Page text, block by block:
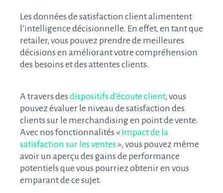
Les données de satisfaction client alimentent
l’intelligence décisionnelle. En effet, en tant que
retailer, vous pouvez prendre de meilleures
décisions en améliorant votre compréhension
des besoins et des attentes clients.
A travers des dispositifs d’écoute client, vous
pouvez évaluer le niveau de satisfaction des
clients sur le merchandising en point de vente.
Avec nos fonctionnalités « Impact de la
satisfaction sur les ventes», vous pouvez même
avoir un aperçu des gains de performance
potentiels que vous pourriez obtenir en vous
emparant de ce sujet.